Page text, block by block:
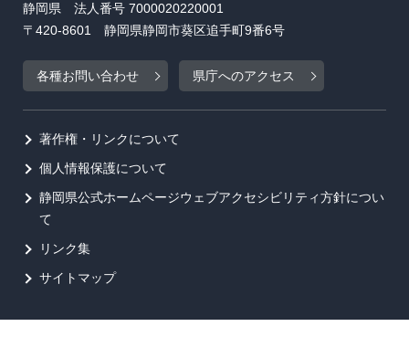
静岡県 法人番号 7000020220001
〒420-8601 静岡県静岡市葵区追手町9番6号
各種お問い合わせ 県庁へのアクセス
著作権・リンクについて
個人情報保護について
静岡県公式ホームページウェブアクセシビリティ方針につい
て
リンク集
サイトマップ